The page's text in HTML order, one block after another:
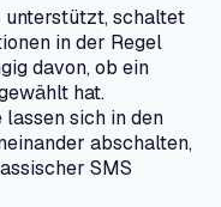
unterstützt, schaltet
in der Regel
davon, ob ein
hat.
sich in den
abschalten,
SMS